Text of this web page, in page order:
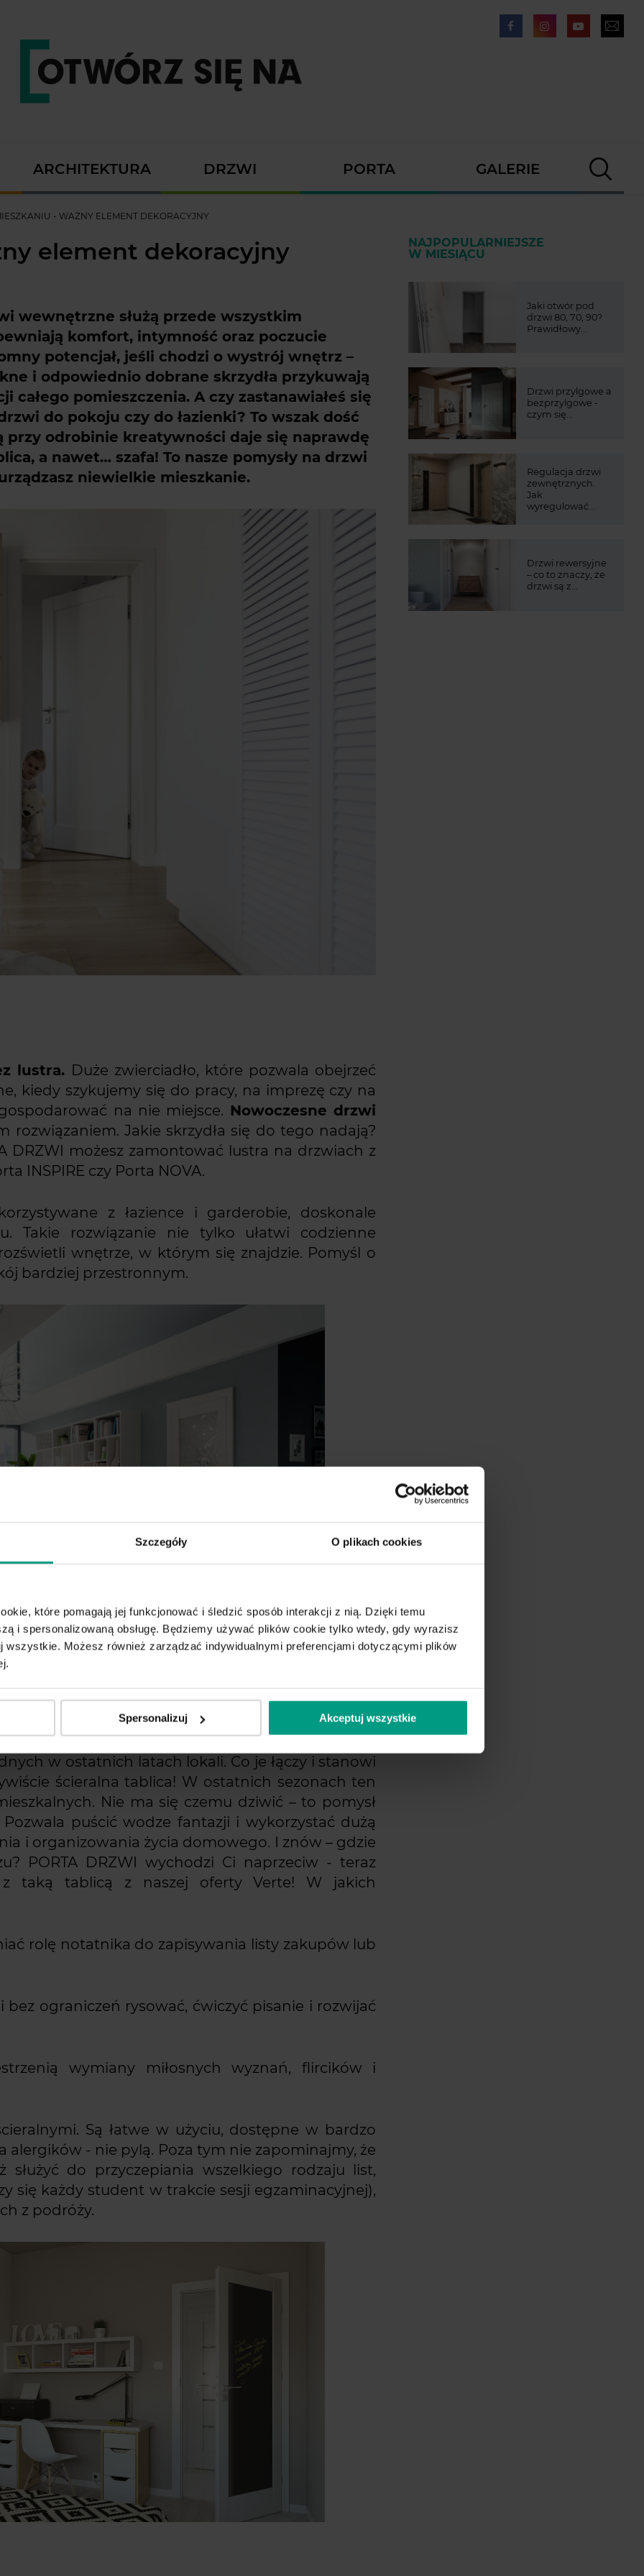
Szczegóły O plikach cookies
które pomagają jej funkcjonować i śledzić sposób interakcji z nią. Dzięki temu
i spersonalizowaną obsługę. Będziemy używać plików cookie tylko wtedy, gdy wyrazisz
wszystkie. Możesz również zarządzać indywidualnymi preferencjami dotyczącymi plików
Spersonalizuj Akceptuj wszystkie
ARCHITEKTURA DRZWI PORTA GALERIE
- WAŻNY ELEMENT DEKORACYJNY
element dekoracyjny
wewnętrzne służą przede wszystkim
komfort, intymność oraz poczucie
potencjał, jeśli chodzi o wystrój wnętrz –
i odpowiednio dobrane skrzydła przykuwają
pomieszczenia. A czy zastanawiałeś się
do pokoju czy do łazienki? To wszak dość
odrobinie kreatywności daje się naprawdę
a nawet… szafa! To nasze pomysły na drzwi
niewielkie mieszkanie.
lustra. Duże zwierciadło, które pozwala obejrzeć
kiedy szykujemy się do pracy, na imprezę czy na
na nie miejsce. Nowoczesne drzwi
rozwiązaniem. Jakie skrzydła się do tego nadają?
DRZWI możesz zamontować lustra na drzwiach z
INSPIRE czy Porta NOVA.
z łazience i garderobie, doskonale
Takie rozwiązanie nie tylko ułatwi codzienne
wnętrze, w którym się znajdzie. Pomyśl o
bardziej przestronnym.
w ostatnich latach lokali. Co je łączy i stanowi
ścieralna tablica! W ostatnich sezonach ten
Nie ma się czemu dziwić – to pomysł
puścić wodze fantazji i wykorzystać dużą
i organizowania życia domowego. I znów – gdzie
PORTA DRZWI wychodzi Ci naprzeciw - teraz
z taką tablicą z naszej oferty Verte! W jakich
rolę notatnika do zapisywania listy zakupów lub
ograniczeń rysować, ćwiczyć pisanie i rozwijać
wymiany miłosnych wyznań, flircików i
Są łatwe w użyciu, dostępne w bardzo
alergików - nie pylą. Poza tym nie zapominajmy, że
do przyczepiania wszelkiego rodzaju list,
się każdy student w trakcie sesji egzaminacyjnej),
z podróży.
NAJPOPULARNIEJSZE
W MIESIĄCU
Jaki otwór pod
drzwi 80, 70, 90?
Prawidłowy...
Drzwi przylgowe a
bezprzylgowe -
czym się...
Regulacja drzwi
zewnętrznych.
Jak
wyregulować...
Drzwi rewersyjne
– co to znaczy, że
drzwi są z...